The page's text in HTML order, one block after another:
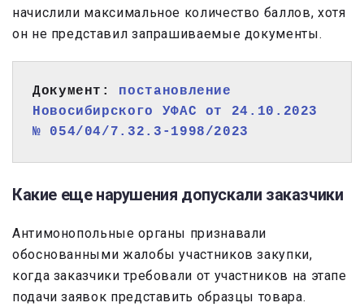
начислили максимальное количество баллов, хотя
он не представил запрашиваемые документы.
Документ: постановление
Новосибирского УФАС от 24.10.2023
№ 054/04/7.32.3-1998/2023
Какие еще нарушения допускали заказчики
Антимонопольные органы признавали
обоснованными жалобы участников закупки,
когда заказчики требовали от участников на этапе
подачи заявок представить образцы товара.